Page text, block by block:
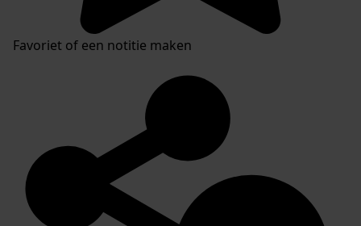
Favoriet of een notitie maken